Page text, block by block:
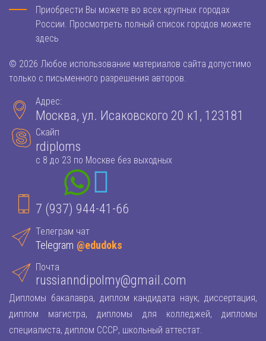
Приобрести Вы можете во всех крупных городах
России. Просмотреть полный список городов можете
здесь
© 2026 Любое использование материалов сайта допустимо
только с письменного разрешения авторов.
Адрес:
Москва, ул. Исаковского 20 к1, 123181
Скайп
rdiploms
с 8 до 23 по Москве без выходных
7 (937) 944-41-66
Телеграм чат
Telegram @edudoks
Почта
russianndipolmy@gmail.com
Дипломы бакалавра, диплом кандидата наук, диссертация,
диплом магистра, дипломы для колледжей, дипломы
специалиста, диплом СССР, школьный аттестат.